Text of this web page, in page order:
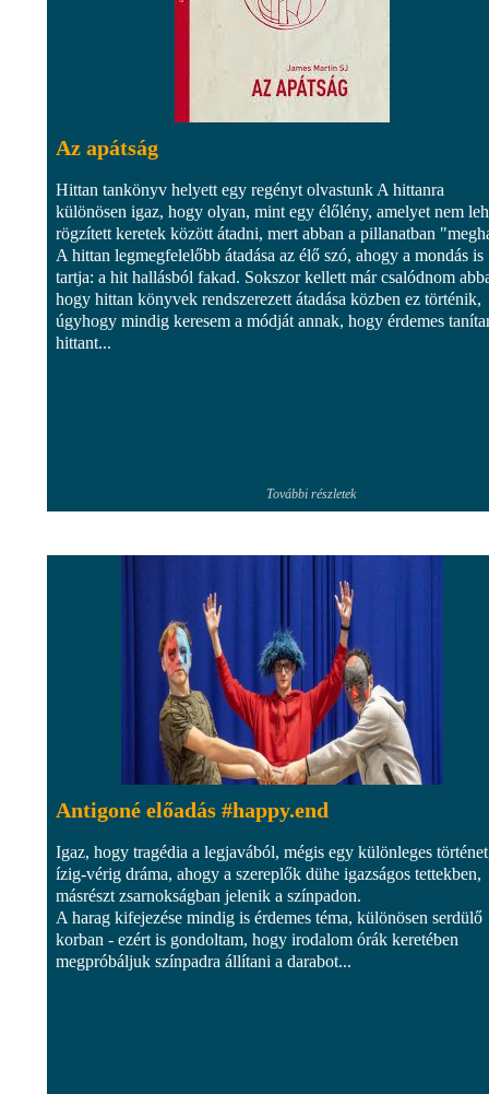
Az apátság
Hittan tankönyv helyett egy regényt olvastunk A hittanra
különösen igaz, hogy olyan, mint egy élőlény, amelyet nem
rögzített keretek között átadni, mert abban a pillanatban
A hittan legmegfelelőbb átadása az élő szó, ahogy a mondás is
tartja: a hit hallásból fakad. Sokszor kellett már csalódnom
hogy hittan könyvek rendszerezett átadása közben ez történik,
úgyhogy mindig keresem a módját annak, hogy érdemes
hittant...
További részletek
Antigoné előadás #happy.end
Igaz, hogy tragédia a legjavából, mégis egy különleges
ízig-vérig dráma, ahogy a szereplők dühe igazságos tettekben,
másrészt zsarnokságban jelenik a színpadon.
A harag kifejezése mindig is érdemes téma, különösen serdülő
korban - ezért is gondoltam, hogy irodalom órák keretében
megpróbáljuk színpadra állítani a darabot...